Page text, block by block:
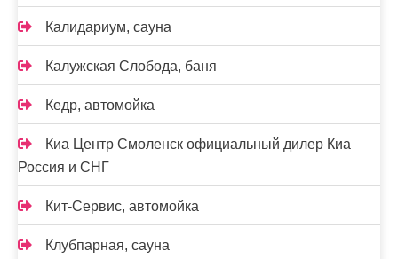
Калидариум, сауна
Калужская Слобода, баня
Кедр, автомойка
Киа Центр Смоленск официальный дилер Киа
Россия и СНГ
Кит-Сервис, автомойка
Клубпарная, сауна